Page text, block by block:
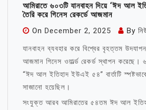
আমিরাতে ৬০৩টি যানবাহন দিয়ে ‘ঈদ আল
তৈরি করে গিনেস রেকর্ডে আজমান
On December 2, 2025 By
যানবাহন ব্যবহার করে বিশ্বের বৃহত্তম
আজমান গিনেস ওয়ার্ল্ড রেকর্ড স্থাপন করেছে।
“ঈদ আল ইতিহাদ ইউএই ৫৪” বার্তাটি
সাজানো হয়েছিল।
সংযুক্ত আরব আমিরাতের ৫৪তম ঈদ আল